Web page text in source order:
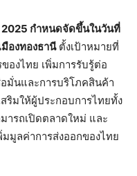
2025 กำหนดจัดขึ้นในวันที่
องทองธานีตั้งเป้าหมายที่
องไทย เพิ่มการรับรู้ต่อ
มั่นและการบริโภคสินค้า
ริมให้ผู้ประกอบการไทยทั้ง
ารถเปิดตลาดใหม่ และ
มมูลค่าการส่งออกของไทย